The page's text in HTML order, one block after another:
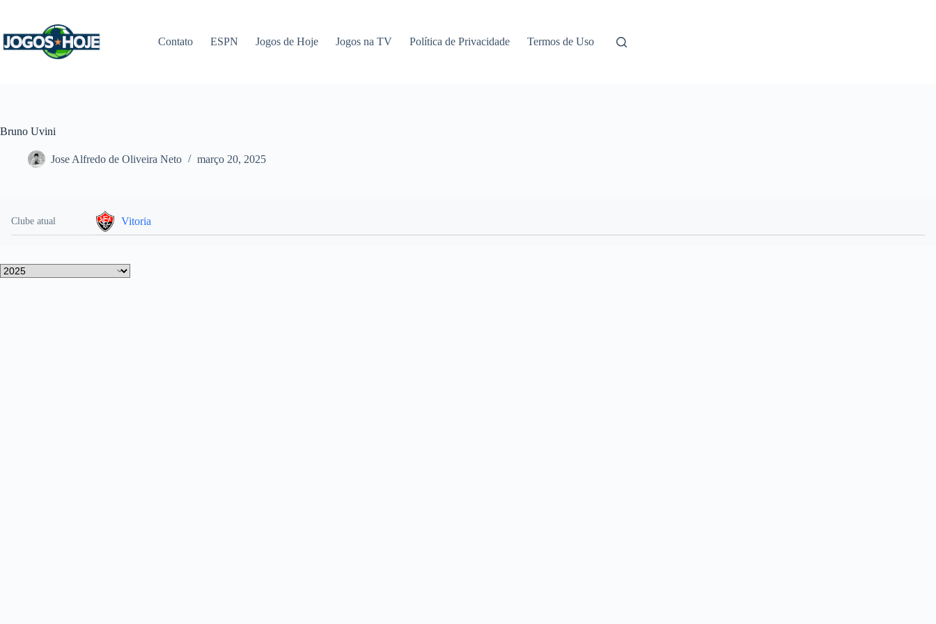
conteúdo
Contato ESPN Jogos de Hoje Jogos na TV Política de Privacidade Termos de Uso
Bruno Uvini
Jose Alfredo de Oliveira Neto março 20, 2025
Clube atual Vitoria